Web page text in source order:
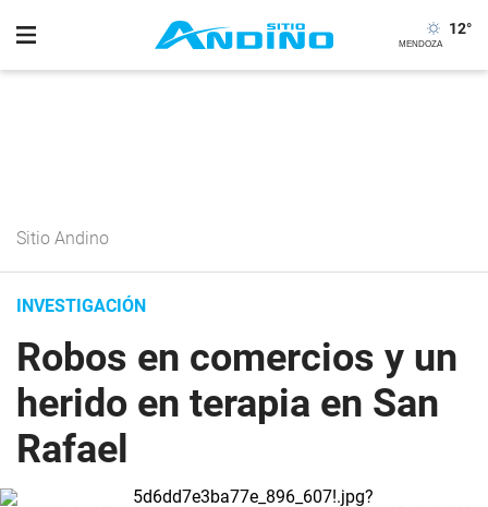
12°
Sitio Andino
INVESTIGACIÓN
Robos en comercios y un
herido en terapia en San
Rafael